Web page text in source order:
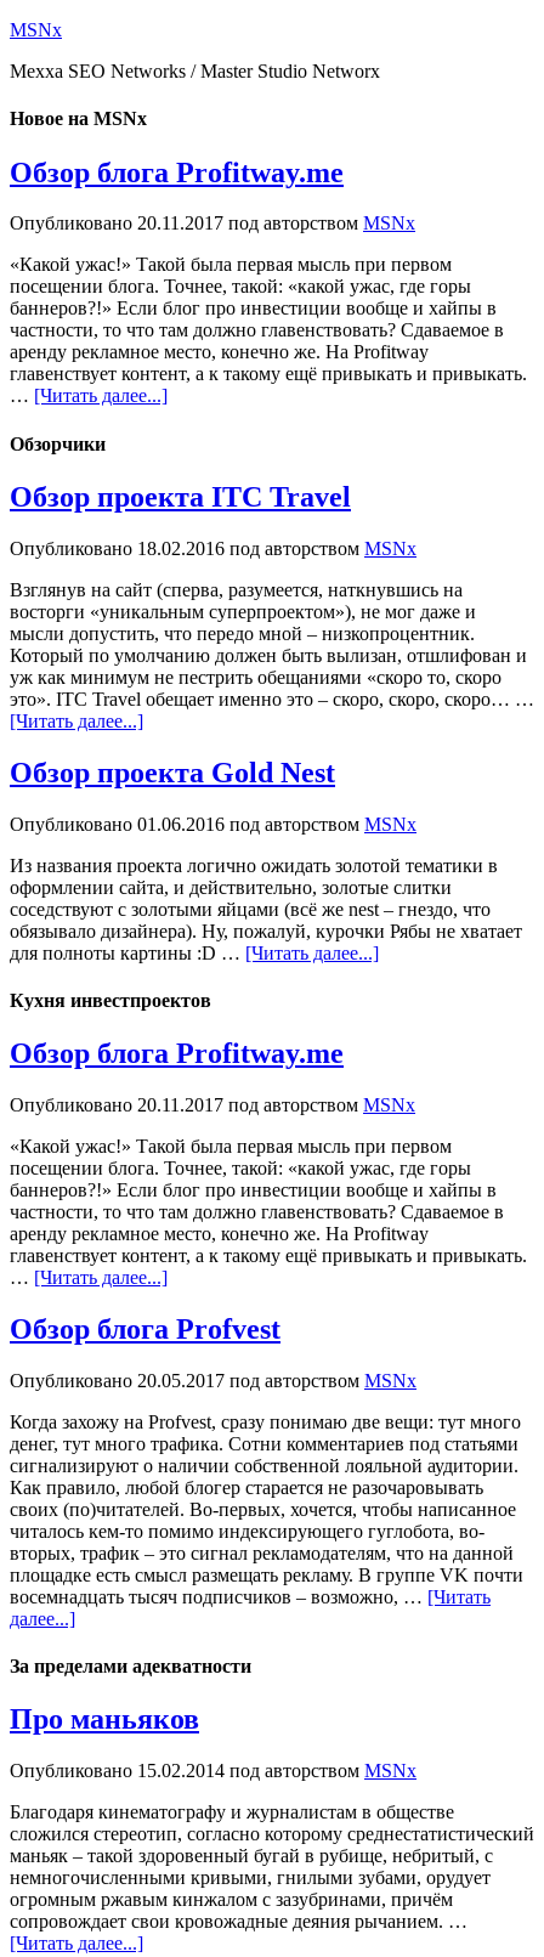
MSNx
Mexxa SEO Networks / Master Studio Networx
Новое на MSNx
Обзор блога Profitway.me
Опубликовано 20.11.2017 под авторством MSNx
«Какой ужас!» Такой была первая мысль при первом
посещении блога. Точнее, такой: «какой ужас, где горы
баннеров?!» Если блог про инвестиции вообще и хайпы в
частности, то что там должно главенствовать? Сдаваемое в
аренду рекламное место, конечно же. На Profitway
главенствует контент, а к такому ещё привыкать и привыкать.
… [Читать далее...]
Обзорчики
Обзор проекта ITC Travel
Опубликовано 18.02.2016 под авторством MSNx
Взглянув на сайт (сперва, разумеется, наткнувшись на
восторги «уникальным суперпроектом»), не мог даже и
мысли допустить, что передо мной – низкопроцентник.
Который по умолчанию должен быть вылизан, отшлифован и
уж как минимум не пестрить обещаниями «скоро то, скоро
это». ITC Travel обещает именно это – скоро, скоро, скоро… …
[Читать далее...]
Обзор проекта Gold Nest
Опубликовано 01.06.2016 под авторством MSNx
Из названия проекта логично ожидать золотой тематики в
оформлении сайта, и действительно, золотые слитки
соседствуют с золотыми яйцами (всё же nest – гнездо, что
обязывало дизайнера). Ну, пожалуй, курочки Рябы не хватает
для полноты картины :D … [Читать далее...]
Кухня инвестпроектов
Обзор блога Profitway.me
Опубликовано 20.11.2017 под авторством MSNx
«Какой ужас!» Такой была первая мысль при первом
посещении блога. Точнее, такой: «какой ужас, где горы
баннеров?!» Если блог про инвестиции вообще и хайпы в
частности, то что там должно главенствовать? Сдаваемое в
аренду рекламное место, конечно же. На Profitway
главенствует контент, а к такому ещё привыкать и привыкать.
… [Читать далее...]
Обзор блога Profvest
Опубликовано 20.05.2017 под авторством MSNx
Когда захожу на Profvest, сразу понимаю две вещи: тут много
денег, тут много трафика. Сотни комментариев под статьями
сигнализируют о наличии собственной лояльной аудитории.
Как правило, любой блогер старается не разочаровывать
своих (по)читателей. Во-первых, хочется, чтобы написанное
читалось кем-то помимо индексирующего гуглобота, во-
вторых, трафик – это сигнал рекламодателям, что на данной
площадке есть смысл размещать рекламу. В группе VK почти
восемнадцать тысяч подписчиков – возможно, … [Читать
далее...]
За пределами адекватности
Про маньяков
Опубликовано 15.02.2014 под авторством MSNx
Благодаря кинематографу и журналистам в обществе
сложился стереотип, согласно которому среднестатистический
маньяк – такой здоровенный бугай в рубище, небритый, с
немногочисленными кривыми, гнилыми зубами, орудует
огромным ржавым кинжалом с зазубринами, причём
сопровождает свои кровожадные деяния рычанием. …
[Читать далее...]